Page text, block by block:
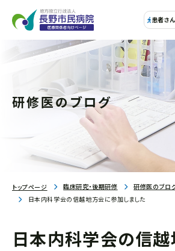
患者さ
研修医のブログ
トップページ 臨床研究・後期研修
研修医のブロ
日本内科学会の信越地方会に参加しました
日本内科学会の信